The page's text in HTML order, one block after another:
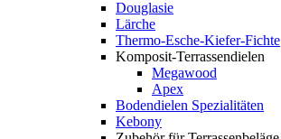
Douglasie
Lärche
Thermo-Esche-Kiefer-Fichte
Komposit-Terrassendielen
Megawood
Apex
Bodendielen Spezialitäten
Kebony